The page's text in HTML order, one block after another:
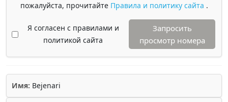
пожалуйста, прочитайте Правила и политику сайта .
Я согласен с правилами и
политикой сайта
Запросить
просмотр номера
Имя: Bejenari